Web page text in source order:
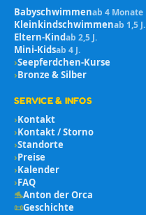
Babyschwimmenab 4 Monate
Kleinkindschwimmenab 1,5 J.
Eltern-Kindab 2,5 J.
Mini-Kidsab 4 J.
›Seepferdchen-Kurse
›Bronze & Silber
SERVICE & INFOS
›Kontakt
›Kontakt / Storno
›Standorte
›Preise
›Kalender
›FAQ
🐬Anton der Orca
📜Geschichte